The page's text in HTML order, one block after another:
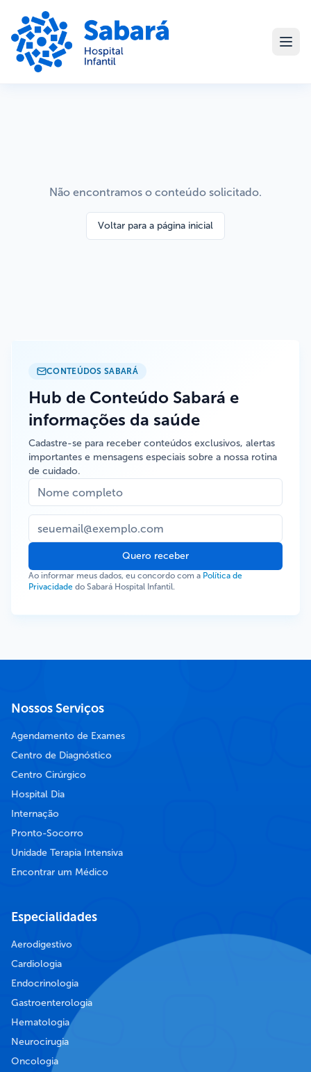
Não encontramos o conteúdo solicitado.
Voltar para a página inicial
CONTEÚDOS SABARÁ
Hub de Conteúdo Sabará e
informações da saúde
Cadastre-se para receber conteúdos exclusivos, alertas
importantes e mensagens especiais sobre a nossa rotina
de cuidado.
Quero receber
Ao informar meus dados, eu concordo com a Política de
Privacidade do Sabará Hospital Infantil.
Nossos Serviços
Agendamento de Exames
Centro de Diagnóstico
Centro Cirúrgico
Hospital Dia
Internação
Pronto-Socorro
Unidade Terapia Intensiva
Encontrar um Médico
Especialidades
Aerodigestivo
Cardiologia
Endocrinologia
Gastroenterologia
Hematologia
Neurocirugia
Oncologia